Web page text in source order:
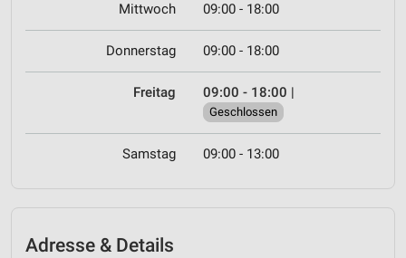
Mittwoch 09:00 - 18:00
Donnerstag 09:00 - 18:00
Freitag 09:00 - 18:00 |
Geschlossen
Samstag 09:00 - 13:00
Adresse & Details